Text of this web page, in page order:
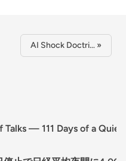
AI Shock Doctri… »
Talks — 111 Days of a